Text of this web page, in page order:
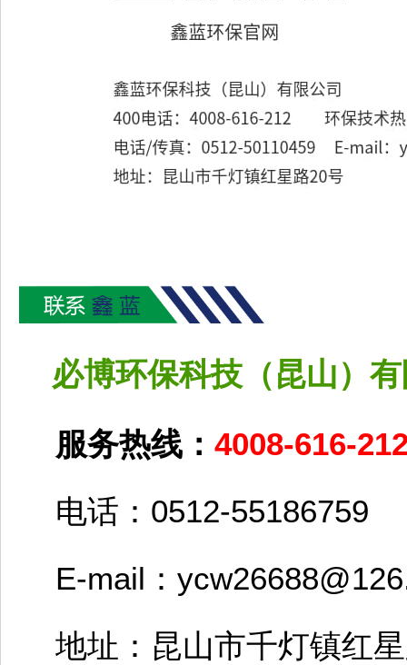
必博环保科技（昆山）
服务热线： 4008-616-
电话：0512-55186759
E-mail：
地址：昆山市千灯镇红